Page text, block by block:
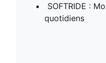
SOFTRIDE :
quotidiens